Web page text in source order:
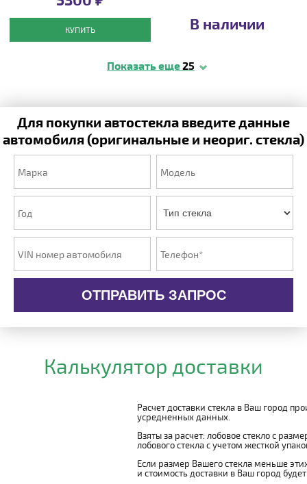
КУПИТЬ В наличии
Показать еще25
Для покупки автостекла введите данные
автомобиля (оригинальные и неориг. стекла)
ОТПРАВИТЬ ЗАПРОС
Калькулятор доставки
Расчет доставки стекла в Ваш город
усредненных данных.
Взяты за расчет: лобовое стекло с
лобового стекла с учетом жесткой
Если размер Вашего стекла меньше
и стоимость доставки в Ваш город